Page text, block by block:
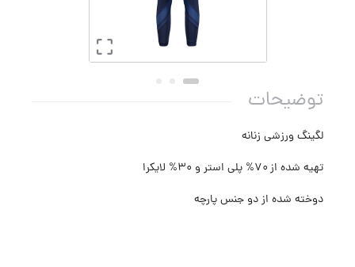
توضیحات
لگینگ ورزشی زنانه
تهیه شده از ۷۰% پلی استر و ۳۰% لایکرا
دوخته شده از دو جنس پارچه